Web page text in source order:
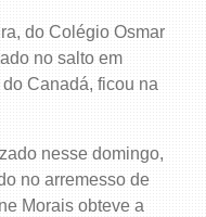
do Colégio Osmar
no salto em
Canadá, ficou na
nesse domingo,
no arremesso de
Morais obteve a